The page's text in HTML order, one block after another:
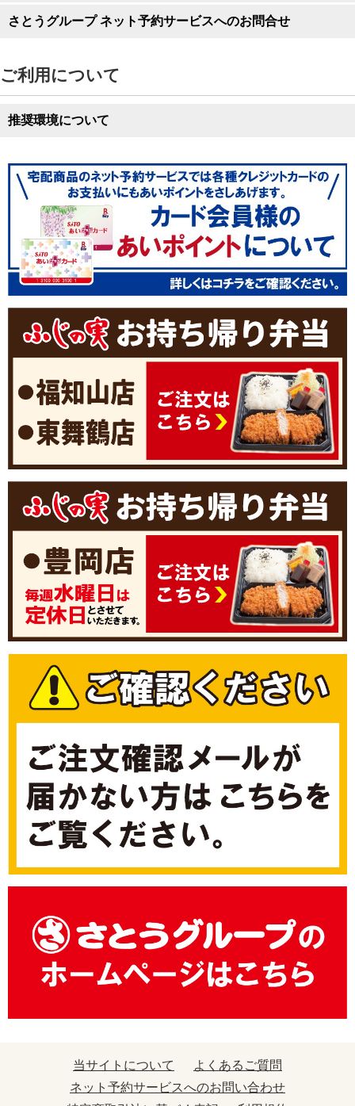
Yahooメール
Gmail
docomo
さとうグループ ネット予約サービスへのお問合せ
ご利用について
推奨環境について
当サイトについて
よくあるご質問
ネット予約サービスへのお問い合わせ